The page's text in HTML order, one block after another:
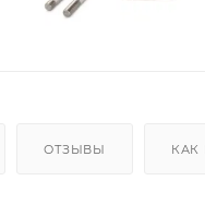
ОТЗЫВЫ КАК